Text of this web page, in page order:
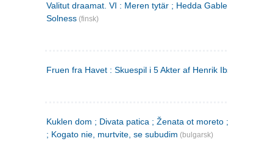
Valitut draamat. VI : Meren tytär ; Hedda Gabler ;
Solness (finsk)
Fruen fra Havet : Skuespil i 5 Akter af Henrik Ibsen
Kuklen dom ; Divata patica ; Ženata ot moreto ; Malkijat
; Kogato nie, murtvite, se subudim (bulgarsk)